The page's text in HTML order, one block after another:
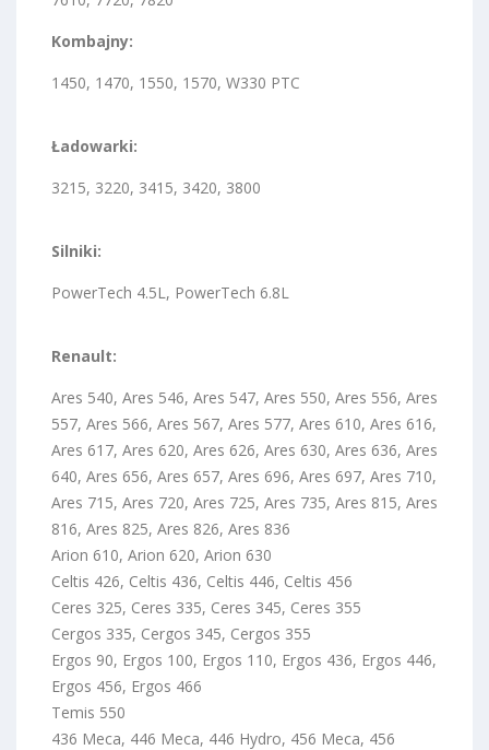
Kombajny:
1450, 1470, 1550, 1570, W330 PTC
Ładowarki:
3215, 3220, 3415, 3420, 3800
Silniki:
PowerTech 4.5L, PowerTech 6.8L
Renault:
Ares 540, Ares 546, Ares 547, Ares 550, Ares 556, Ares
557, Ares 566, Ares 567, Ares 577, Ares 610, Ares 616,
Ares 617, Ares 620, Ares 626, Ares 630, Ares 636, Ares
640, Ares 656, Ares 657, Ares 696, Ares 697, Ares 710,
Ares 715, Ares 720, Ares 725, Ares 735, Ares 815, Ares
816, Ares 825, Ares 826, Ares 836
Arion 610, Arion 620, Arion 630
Celtis 426, Celtis 436, Celtis 446, Celtis 456
Ceres 325, Ceres 335, Ceres 345, Ceres 355
Cergos 335, Cergos 345, Cergos 355
Ergos 90, Ergos 100, Ergos 110, Ergos 436, Ergos 446,
Ergos 456, Ergos 466
Temis 550
436 Meca, 446 Meca, 446 Hydro, 456 Meca, 456